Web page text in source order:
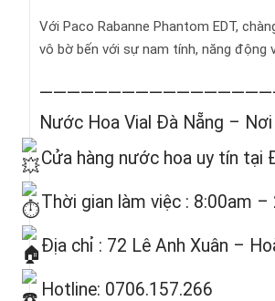
Với Paco Rabanne Phantom EDT,
vô bờ bến với sự nam tính, năng động
Nước Hoa Vial Đà Nẵng –
Cửa hàng nước hoa uy tín tại
Thời gian làm việc : 8:00am –
Địa chỉ : 72 Lê Anh Xuân –
Hotline: 0706.157.266